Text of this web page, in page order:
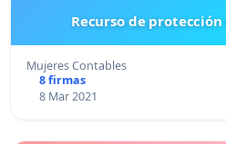
Recurso de
Mujeres Contables
8 firmas
8 Mar 2021